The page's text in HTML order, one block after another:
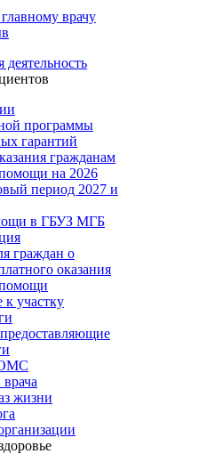
врачу
программы
гарантий
гражданам
на 2026
период 2027 и
в ГБУЗ МГБ
граждан о
оказания
участку
жизни